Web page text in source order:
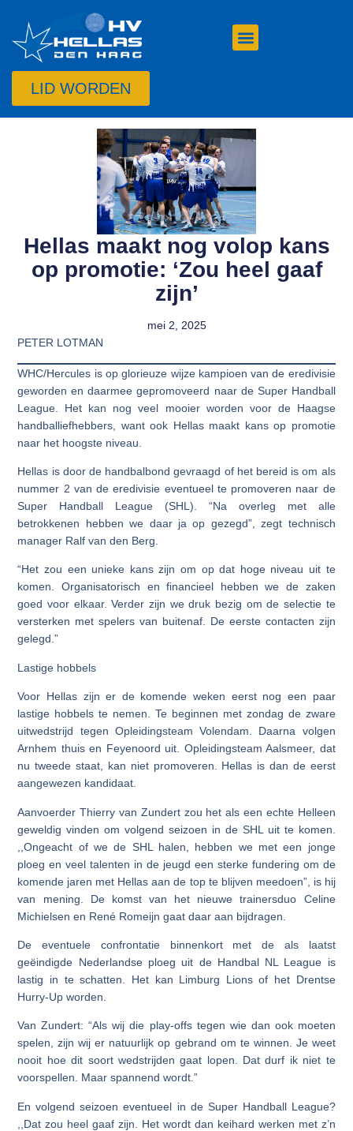
LID WORDEN
Hellas maakt nog volop kans
op promotie: ‘Zou heel gaaf
zijn’
mei 2, 2025
PETER LOTMAN
WHC/Hercules is op glorieuze wijze kampioen van de eredivisie
geworden en daarmee gepromoveerd naar de Super Handball
League. Het kan nog veel mooier worden voor de Haagse
handballiefhebbers, want ook Hellas maakt kans op promotie
naar het hoogste niveau.
Hellas is door de handbalbond gevraagd of het bereid is om als
nummer 2 van de eredivisie eventueel te promoveren naar de
Super Handball League (SHL). “Na overleg met alle
betrokkenen hebben we daar ja op gezegd”, zegt technisch
manager Ralf van den Berg.
“Het zou een unieke kans zijn om op dat hoge niveau uit te
komen. Organisatorisch en financieel hebben we de zaken
goed voor elkaar. Verder zijn we druk bezig om de selectie te
versterken met spelers van buitenaf. De eerste contacten zijn
gelegd.”
Lastige hobbels
Voor Hellas zijn er de komende weken eerst nog een paar
lastige hobbels te nemen. Te beginnen met zondag de zware
uitwedstrijd tegen Opleidingsteam Volendam. Daarna volgen
Arnhem thuis en Feyenoord uit. Opleidingsteam Aalsmeer, dat
nu tweede staat, kan niet promoveren. Hellas is dan de eerst
aangewezen kandidaat.
Aanvoerder Thierry van Zundert zou het als een echte Helleen
geweldig vinden om volgend seizoen in de SHL uit te komen.
,,Ongeacht of we de SHL halen, hebben we met een jonge
ploeg en veel talenten in de jeugd een sterke fundering om de
komende jaren met Hellas aan de top te blijven meedoen”, is hij
van mening. De komst van het nieuwe trainersduo Celine
Michielsen en René Romeijn gaat daar aan bijdragen.
De eventuele confrontatie binnenkort met de als laatst
geëindigde Nederlandse ploeg uit de Handbal NL League is
lastig in te schatten. Het kan Limburg Lions of het Drentse
Hurry-Up worden.
Van Zundert: “Als wij die play-offs tegen wie dan ook moeten
spelen, zijn wij er natuurlijk op gebrand om te winnen. Je weet
nooit hoe dit soort wedstrijden gaat lopen. Dat durf ik niet te
voorspellen. Maar spannend wordt.”
En volgend seizoen eventueel in de Super Handball League?
,,Dat zou heel gaaf zijn. Het wordt dan keihard werken met z’n